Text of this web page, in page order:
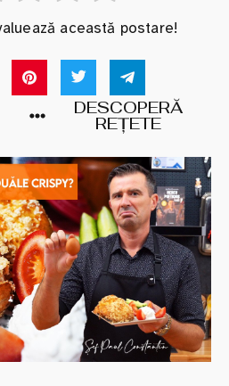
această postare!
DESCOPERĂ
REȚETE